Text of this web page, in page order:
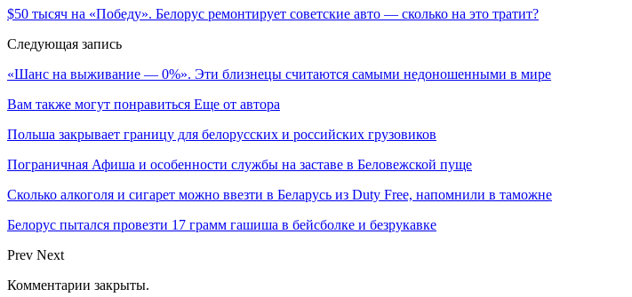
$50 тысяч на «Победу». Белорус ремонтирует советские авто — сколько на это тратит?
Следующая запись
«Шанс на выживание — 0%». Эти близнецы считаются самыми недоношенными в мире
Вам также могут понравиться Еще от автора
Польша закрывает границу для белорусских и российских грузовиков
Пограничная Афиша и особенности службы на заставе в Беловежской пуще
Сколько алкоголя и сигарет можно ввезти в Беларусь из Duty Free, напомнили в таможне
Белорус пытался провезти 17 грамм гашиша в бейсболке и безрукавке
Prev Next
Комментарии закрыты.